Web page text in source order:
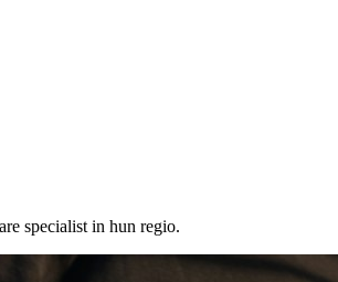
specialist in hun regio.